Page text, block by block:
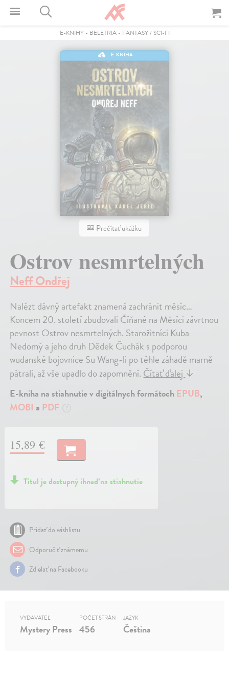
E-KNIHY- BELETRIA- FANTASY / SCI-FI
E-KNIHA
Prečítať ukážku
Ostrov nesmrtelných
Neff Ondřej
Nalézt dávný artefakt znamená zachránit měsíc…
Koncem 20. století zbudovali Číňané na Měsíci závrtnou
pevnost Ostrov nesmrtelných. Starožitníci Kuba
Nedomý a jeho druh Dědek Čuchák s podporou
wudanské bojovnice Su Wang-li po téhle záhadě marně
pátrali, až vše upadlo do zapomnění.Čítať ďalej↓
E-kniha na stiahnutie v digitálnych formátoch EPUB,
MOBI a PDF ?
15,89 €
Titul je dostupný ihneď na stiahnutie
Pridať do wishlistu
Odporučiť známemu
Zdielať na Facebooku
VYDAVATEĽ
Mystery Press
POČET STRÁN
456
JAZYK
Čeština